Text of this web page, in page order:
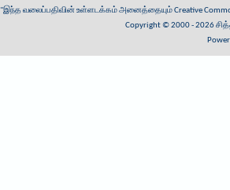
"இந்த வலைப்பதிவின் உள்ளடக்கம் அனைத்தையும்Creative
Copyright © 2000 - 2026